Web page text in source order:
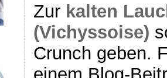
Zur kalten
(Vichyssoise)
Crunch geben.